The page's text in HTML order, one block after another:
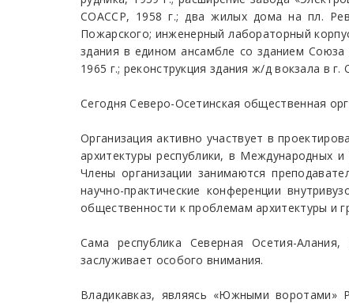
СОАССР, 1958 г.; два жилых дома на пл.
Пожарского; инженерный лабораторный
здания в едином ансамбле со зданием
1965 г.; реконструкция здания ж/д вокзала в
Сегодня Северо-Осетинская общественная
Организация активно участвует в
архитектуры республики, в Международных
Члены организации занимаются
научно-практические конференции
общественности к проблемам архитектуры и
Сама республика Северная Осетия-
заслуживает особого внимания.
Владикавказ, являясь «Южными воротами»